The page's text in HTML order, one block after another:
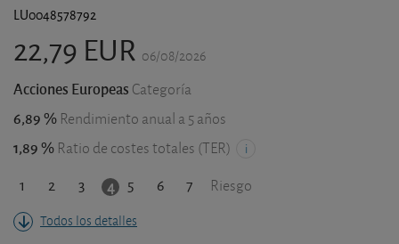
LU0048578792
22,79 EUR 06/08/2026
Acciones Europeas Categoría
6,89 % Rendimiento anual a 5 años
1,89 % Ratio de costes totales (TER)
1 2 3 4 5 6 7 Riesgo
Todos los detalles